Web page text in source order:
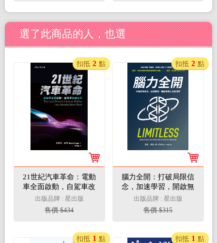
選了此商品的人，也選
21世紀汽車革命：電動
車全面啟動，自駕車改
變世界(電子書)
出版品牌 : 星出版
售價 $434
扣抵 2 點
腦力全開：打破局限信
念，加速學習，開啟無
限人生新境界(電子書)
出版品牌 : 星出版
售價 $315
扣抵 2 點
扣抵 1 點 扣抵 1 點